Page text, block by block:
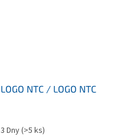
LOGO NTC / LOGO NTC
3 Dny(>5 ks)